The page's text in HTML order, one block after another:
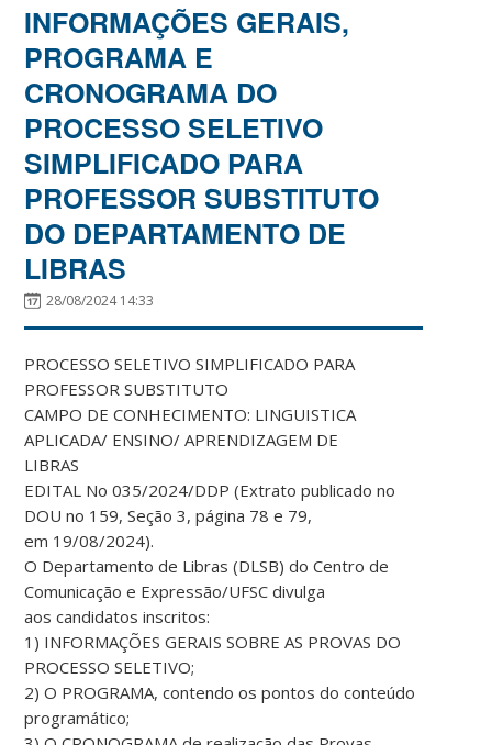
INFORMAÇÕES GERAIS,
PROGRAMA E
CRONOGRAMA DO
PROCESSO SELETIVO
SIMPLIFICADO PARA
PROFESSOR SUBSTITUTO
DO DEPARTAMENTO DE
LIBRAS
28/08/2024 14:33
PROCESSO SELETIVO SIMPLIFICADO PARA
PROFESSOR SUBSTITUTO
CAMPO DE CONHECIMENTO: LINGUISTICA
APLICADA/ ENSINO/ APRENDIZAGEM DE
LIBRAS
EDITAL No 035/2024/DDP (Extrato publicado no
DOU no 159, Seção 3, página 78 e 79,
em 19/08/2024).
O Departamento de Libras (DLSB) do Centro de
Comunicação e Expressão/UFSC divulga
aos candidatos inscritos:
1) INFORMAÇÕES GERAIS SOBRE AS PROVAS DO
PROCESSO SELETIVO;
2) O PROGRAMA, contendo os pontos do conteúdo
programático;